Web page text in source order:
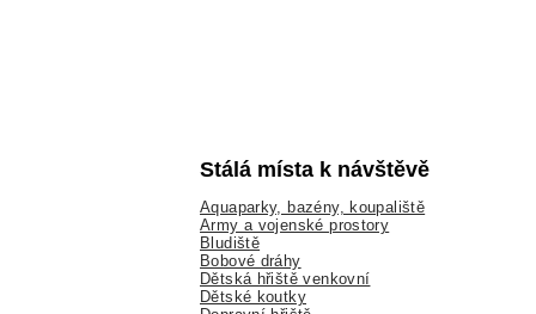
Stálá místa k návštěvě
Aquaparky, bazény, koupaliště
Army a vojenské prostory
Bludiště
Bobové dráhy
Dětská hřiště venkovní
Dětské koutky